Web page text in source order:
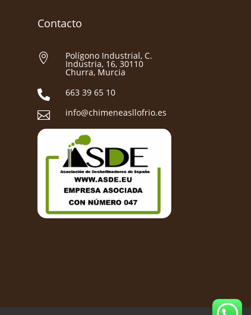
Contacto
 Polígono Industrial, C.
Industria, 16, 30110
Churra, Murcia
 663 39 65 10
 info@chimeneasllofrio.es